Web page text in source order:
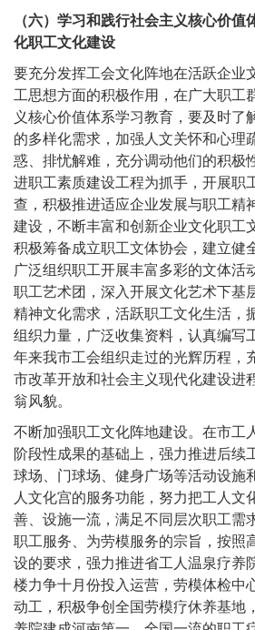
（六）学习和践行社会主义核心价
化职工文化建设
要充分发挥工会文化阵地在活跃企业
工思想方面的积极作用，在广大职工
义核心价值体系学习教育，要及时了
的多样化需求，加强人文关怀和心理
惑、排忧解难，充分调动他们的积极
进职工素质建设工程为抓手，开展职
查，积极推进适应企业发展与职工精
建设，不断丰富和创新企业文化职工
积极筹备成立职工文体协会，建立健
广泛组织职工开展丰富多彩的文体活
职工艺术团，深入开展文化艺术下基
精神文化需求，活跃职工文化生活，
组织力量，广泛收集资料，认真编写
年来我市工会组织走过的光辉历程，
市改革开放和社会主义现代化建设进
翁风貌。
不断加强职工文化阵地建设。在市工
阶段性成果的基础上，强力推进后续
球场、门球场、健身广场等活动设施
人文化宫的服务功能，努力把工人文
善、设施一流，满足不同层次职工需
职工服务、为劳模服务的宗旨，按照
设的要求，强力推进省工人温泉疗养
楼力争十月份投入运营，劳模体检中
动工，积极争创全国劳模疗休养基地